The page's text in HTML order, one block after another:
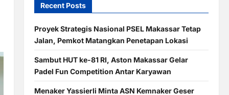
Recent Posts
Proyek Strategis Nasional PSEL Makassar Tetap
Jalan, Pemkot Matangkan Penetapan Lokasi
Sambut HUT ke-81 RI, Aston Makassar Gelar
Padel Fun Competition Antar Karyawan
Menaker Yassierli Minta ASN Kemnaker Geser